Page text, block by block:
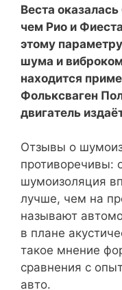
Веста
чем Рио и
этому
шума и
находится
Фольксваген
двигатель
Отзывы о
противоречивы:
шумоизоляция
лучше, чем на
называют
в плане
такое мнение
сравнения с
авто.